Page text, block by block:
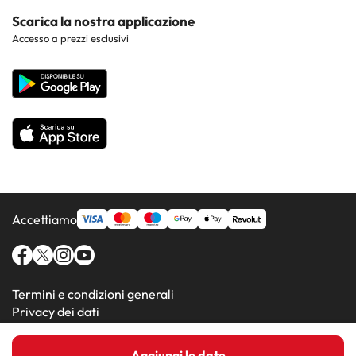
Costa de la Luz
Hotel nelle regioni più popolari
Tutti gli hotel
Contattaci
Sito corporate
Scarica la nostra applicazione
Accesso a prezzi esclusivi
Accettiamo
Termini e condizioni generali
Privacy dei dati